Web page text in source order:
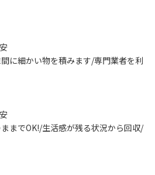
に細かい物を積みます/専門業者を利
までOK!/生活感が残る状況から回収/